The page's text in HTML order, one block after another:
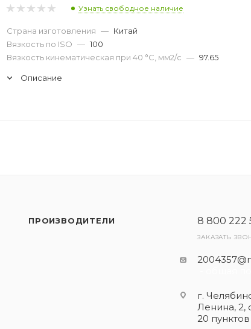
Узнать свободное наличие
Страна изготовления — Китай
Вязкость по ISO — 100
Вязкость кинематическая при 40 °С, мм2/с — 97.65
Описание
ПРОИЗВОДИТЕЛИ 8 800 222
ЗАКАЗАТЬ
г.
Ленина, 2,
20